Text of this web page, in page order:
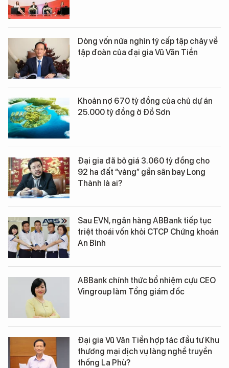
Dòng vốn nửa nghìn tỷ cấp tập chảy về
tập đoàn của đại gia Vũ Văn Tiền
Khoản nợ 670 tỷ đồng của chủ dự án
25.000 tỷ đồng ở Đồ Sơn
Đại gia đã bỏ giá 3.060 tỷ đồng cho
92 ha đất “vàng” gần sân bay Long
Thành là ai?
Sau EVN, ngân hàng ABBank tiếp tục
triệt thoái vốn khỏi CTCP Chứng khoán
An Bình
ABBank chính thức bổ nhiệm cựu CEO
Vingroup làm Tổng giám đốc
Đại gia Vũ Văn Tiền hợp tác đầu tư Khu
thương mại dịch vụ làng nghề truyền
thống La Phù?